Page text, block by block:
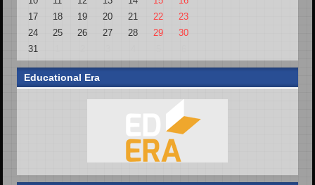
17
18 19 20 21 22
23
24
25 26 27 28 29
30
31
Educational Era